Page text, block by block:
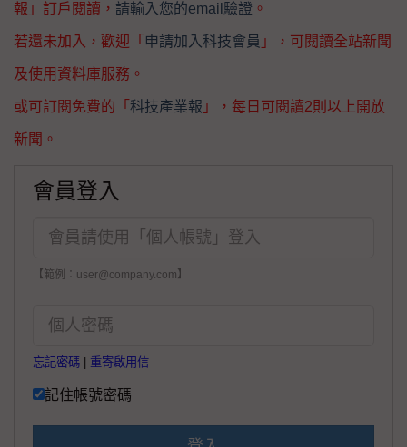
報」訂戶閱讀， 請輸入您的email驗證 。
若還未加入，歡迎「 申請加入科技會員 」，可閱讀全站新聞
及使用資料庫服務。
或可訂閱免費的「 科技產業報 」，每日可閱讀2則以上開放
新聞。
會員登入
【範例：user@company.com】
忘記密碼 重寄啟用信
記住帳號密碼